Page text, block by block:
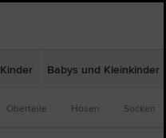
Kinder Babys und Kleinkinder
Oberteile Hosen Socken